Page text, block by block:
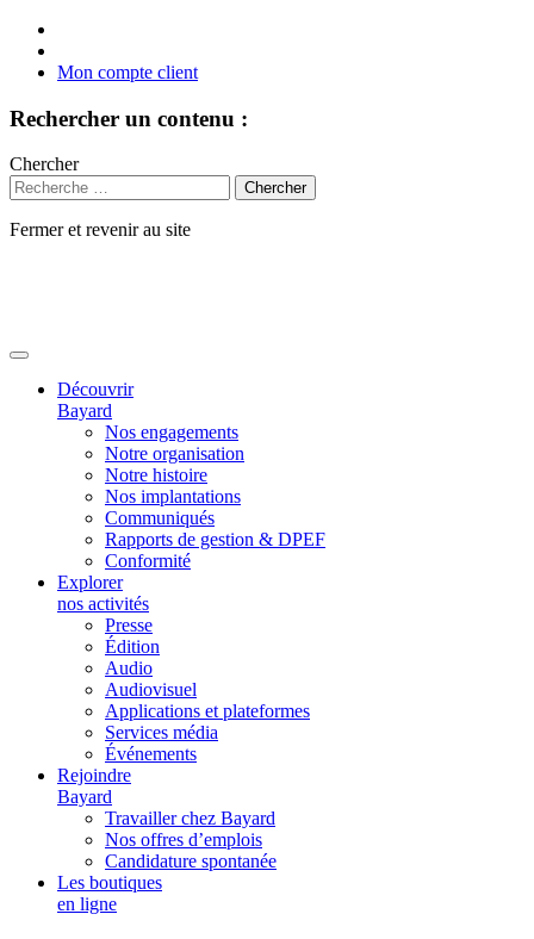
Mon compte client
Rechercher un contenu :
Chercher
Fermer et revenir au site
Découvrir
Bayard
Nos engagements
Notre organisation
Notre histoire
Nos implantations
Communiqués
Rapports de gestion & DPEF
Conformité
Explorer
nos activités
Presse
Édition
Audio
Audiovisuel
Applications et plateformes
Services média
Événements
Rejoindre
Bayard
Travailler chez Bayard
Nos offres d’emplois
Candidature spontanée
Les boutiques
en ligne